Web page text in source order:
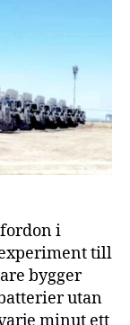
i
till
bygger
utan
minut ett